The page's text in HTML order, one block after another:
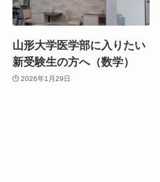
山形大学医学部に入りたい
新受験生の方へ（数学）
2026年1月29日